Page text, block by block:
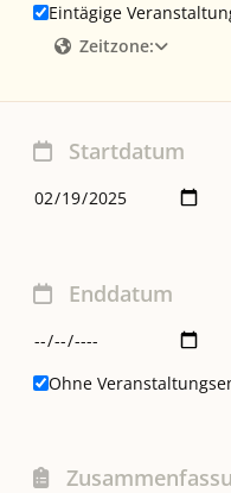
Eintägige
Zeitzone:
Startdatum
Enddatum
Ohne